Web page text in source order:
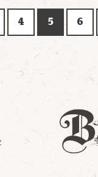
4 5 6